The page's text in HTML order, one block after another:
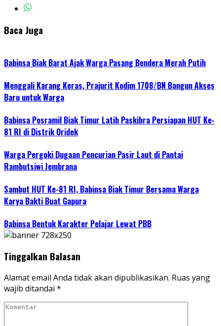
Baca Juga
Babinsa Biak Barat Ajak Warga Pasang Bendera Merah Putih
Menggali Karang Keras, Prajurit Kodim 1708/BN Bangun Akses
Baru untuk Warga
Babinsa Posramil Biak Timur Latih Paskibra Persiapan HUT Ke-
81 RI di Distrik Oridek
Warga Pergoki Dugaan Pencurian Pasir Laut di Pantai
Rambutsiwi Jembrana
Sambut HUT Ke-81 RI, Babinsa Biak Timur Bersama Warga
Karya Bakti Buat Gapura
Babinsa Bentuk Karakter Pelajar Lewat PBB
Tinggalkan Balasan
Alamat email Anda tidak akan dipublikasikan. Ruas yang
wajib ditandai *